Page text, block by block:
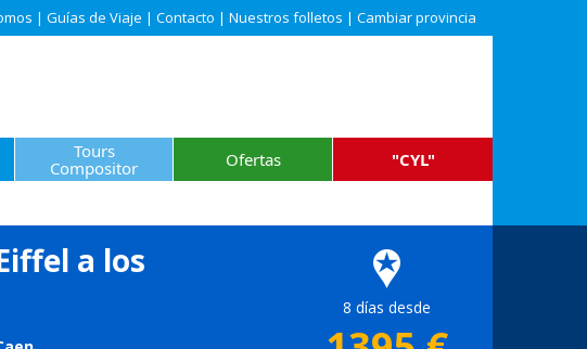
| Guías de Viaje | Contacto | Nuestros folletos | Cambiar provincia
Tours
Compositor
Ofertas "CYL"
a los
8 días desde